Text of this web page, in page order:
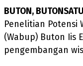
BUTON,
Penelitian Potensi
(Wabup) Buton Iis
pengembangan